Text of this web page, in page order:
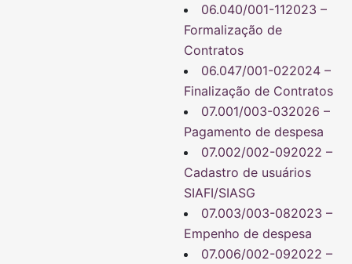
06.040/001-112023 –
Formalização de
Contratos
06.047/001-022024 –
Finalização de Contratos
07.001/003-032026 –
Pagamento de despesa
07.002/002-092022 –
Cadastro de usuários
SIAFI/SIASG
07.003/003-082023 –
Empenho de despesa
07.006/002-092022 –